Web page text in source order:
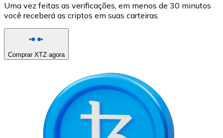
Uma vez feitas as verificações, em menos de 30 minutos
você receberá as criptos em suas carteiras.
Comprar XTZ agora